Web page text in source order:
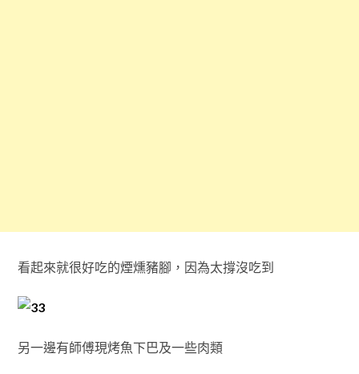
看起來就很好吃的煙燻豬腳，因為太撐沒吃到
另一邊有師傅現烤魚下巴及一些肉類